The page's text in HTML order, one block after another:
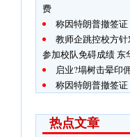
费
称因特朗普撤签
教师企跳控校方
参加校队免碍成绩 东
启业?塌树击晕印
称因特朗普撤签
热点文章